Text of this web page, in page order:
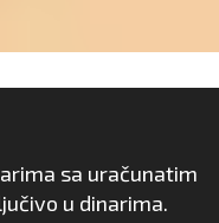
sa uračunatim
u dinarima.